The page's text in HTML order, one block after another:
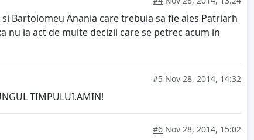
Bartolomeu Anania care trebuia sa fie ales Patriarh
nu ia act de multe decizii care se petrec acum in
#5 Nov 28, 2014, 14:32
TIMPULUI.AMIN!
#6 Nov 28, 2014, 15:02